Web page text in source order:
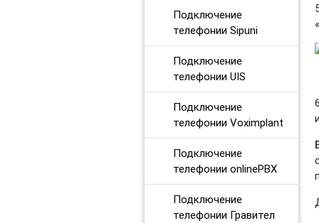
Подключение
телефонии Sipuni
Подключение
телефонии UIS
Подключение
телефонии Voximplant
Подключение
телефонии onlinePBX
Подключение
телефонии Гравител